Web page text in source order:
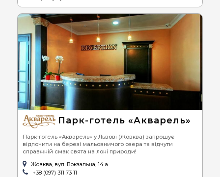
Парк-готель «Акварель»
Парк-готель «Акварель» у Львові (Жовква) запрошує
відпочити на березі мальовничого озера та відчути
справжній смак свята на лоні природи!
Жовква, вул. Вокзальна, 14 а
+38 (097) 311 73 11